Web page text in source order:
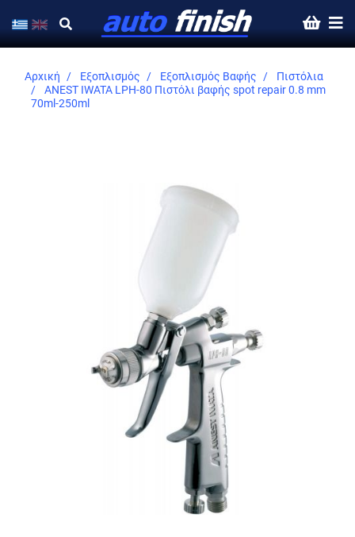
Αρχική Εξοπλισμός Εξοπλισμός Βαφής
Πιστόλια
ANEST IWATA LPH-80 Πιστόλι βαφής spot repair 0.8 mm
70ml-250ml